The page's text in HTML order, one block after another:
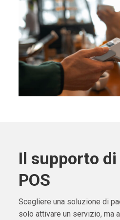
Il supporto di
POS
Scegliere una soluzione di
solo attivare un servizio, ma